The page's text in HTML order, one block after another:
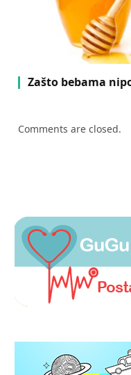
Zašto bebama
Comments are closed.